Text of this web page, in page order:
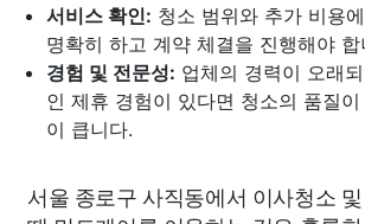
서비스 확인: 청소 범위와 추가 비용
명확히 하고 계약 체결을 진행해야 합
경험 및 전문성: 업체의 경력이 오래
인 제휴 경험이 있다면 청소의 품질
이 큽니다.
서울 종로구 사직동에서 이사청소